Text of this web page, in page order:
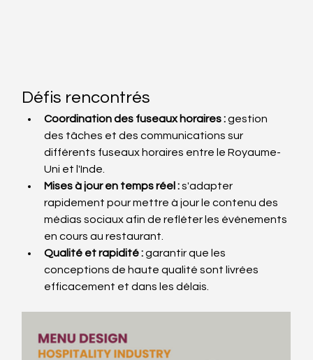
Défis rencontrés
Coordination des fuseaux horaires : gestion
des tâches et des communications sur
différents fuseaux horaires entre le Royaume-
Uni et l'Inde.
Mises à jour en temps réel : s'adapter
rapidement pour mettre à jour le contenu des
médias sociaux afin de refléter les événements
en cours au restaurant.
Qualité et rapidité : garantir que les
conceptions de haute qualité sont livrées
efficacement et dans les délais.